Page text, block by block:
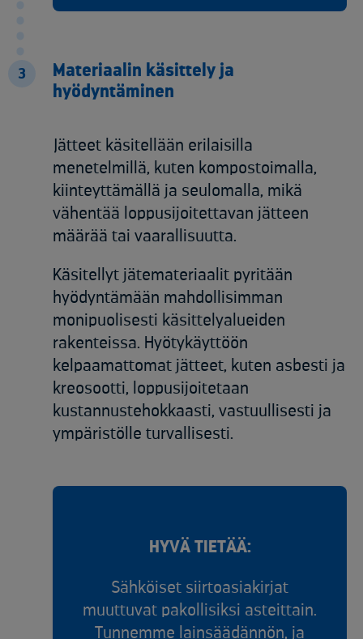
3
Materiaalin käsittely ja
hyödyntäminen​
Jätteet käsitellään erilaisilla
menetelmillä, kuten kompostoimalla,
kiinteyttämällä ja seulomalla, mikä
vähentää loppusijoitettavan jätteen
määrää tai vaarallisuutta. ​
Käsitellyt jätemateriaalit pyritään
hyödyntämään mahdollisimman
monipuolisesti käsittelyalueiden
rakenteissa. Hyötykäyttöön
kelpaamattomat jätteet, kuten asbesti ja
kreosootti, loppusijoitetaan
kustannustehokkaasti, vastuullisesti ja
ympäristölle turvallisesti.
HYVÄ TIETÄÄ:
Sähköiset siirtoasiakirjat
muuttuvat pakollisiksi asteittain.
Tunnemme lainsäädännön, ja